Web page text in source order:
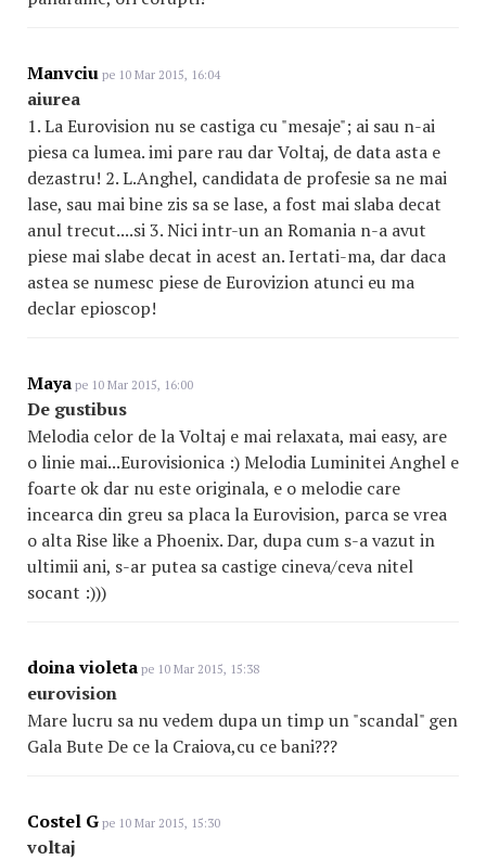
Manvciu pe 10 Mar 2015, 16:04
aiurea
1. La Eurovision nu se castiga cu "mesaje"; ai sau n-ai
piesa ca lumea. imi pare rau dar Voltaj, de data asta e
dezastru! 2. L.Anghel, candidata de profesie sa ne mai
lase, sau mai bine zis sa se lase, a fost mai slaba decat
anul trecut....si 3. Nici intr-un an Romania n-a avut
piese mai slabe decat in acest an. Iertati-ma, dar daca
astea se numesc piese de Eurovizion atunci eu ma
declar epioscop!
Maya pe 10 Mar 2015, 16:00
De gustibus
Melodia celor de la Voltaj e mai relaxata, mai easy, are
o linie mai...Eurovisionica :) Melodia Luminitei Anghel e
foarte ok dar nu este originala, e o melodie care
incearca din greu sa placa la Eurovision, parca se vrea
o alta Rise like a Phoenix. Dar, dupa cum s-a vazut in
ultimii ani, s-ar putea sa castige cineva/ceva nitel
socant :)))
doina violeta pe 10 Mar 2015, 15:38
eurovision
Mare lucru sa nu vedem dupa un timp un "scandal" gen
Gala Bute De ce la Craiova,cu ce bani???
Costel G pe 10 Mar 2015, 15:30
voltaj